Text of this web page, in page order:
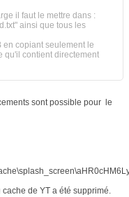
il faut le mettre dans :
ainsi que tous les
en copiant seulement le
qu'il contient directement
sont possible pour le
de YT a été supprimé.